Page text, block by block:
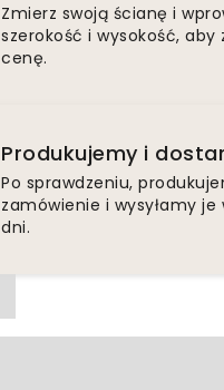
Zmierz swoją ścianę i
szerokość i wysokość, aby
cenę.
Produkujemy i
Po sprawdzeniu,
zamówienie i wysyłamy
dni.